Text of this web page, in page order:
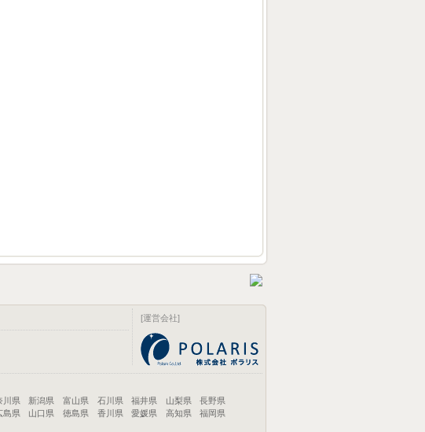
[運営会社]
川県 新潟県 富山県 石川県 福井県 山梨県
長野県
島県 山口県 徳島県 香川県 愛媛県 高知県
福岡県